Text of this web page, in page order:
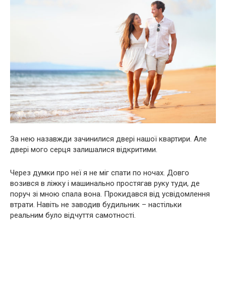
За нею назавжди зачинилися двері нашої квартири. Але
двері мого сeрця залишалися відкритими.
Через думки про неї я не міг спати по ночах. Довго
возився в лiжку і машинально простягав руку туди, де
поруч зі мною спала вона. Прокидався від усвідомлення
втрати. Навіть не заводив будильник – настільки
реальним було відчуття самотності.